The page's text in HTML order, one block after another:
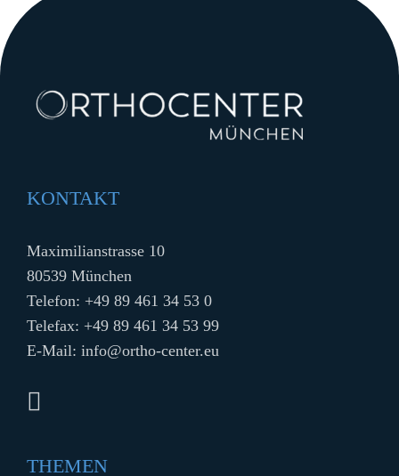
KONTAKT
Maximilianstrasse 10
80539 München
Telefon: +49 89 461 34 53 0
Telefax: +49 89 461 34 53 99
E-Mail: info@ortho-center.eu
THEMEN